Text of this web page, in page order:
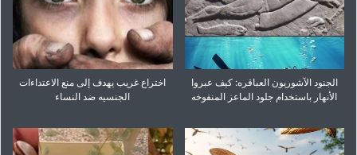
الجنود الآشوریون العباقره: کیف عبروا
الأنهار باستخدام جلود الماعز المنفوخه
اختراع غریب یهدف إلى منع الاعتداءات
الجنسیه ضد النساء